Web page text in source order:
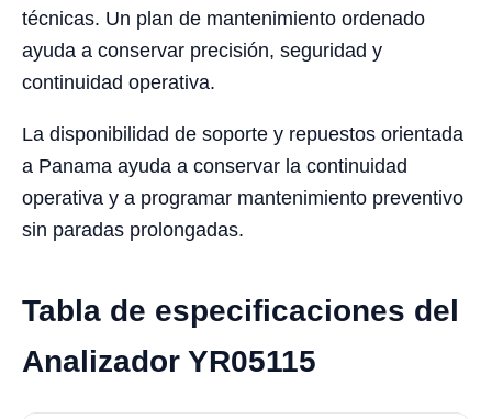
técnicas. Un plan de mantenimiento ordenado
ayuda a conservar precisión, seguridad y
continuidad operativa.
La disponibilidad de soporte y repuestos orientada
a Panama ayuda a conservar la continuidad
operativa y a programar mantenimiento preventivo
sin paradas prolongadas.
Tabla de especificaciones del
Analizador YR05115